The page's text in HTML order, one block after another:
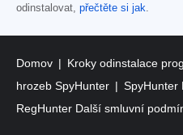
odinstalovat, přečtěte si jak
Domov Kroky odinstalace
hrozeb SpyHunter
SpyHunter
RegHunter Další smluvní